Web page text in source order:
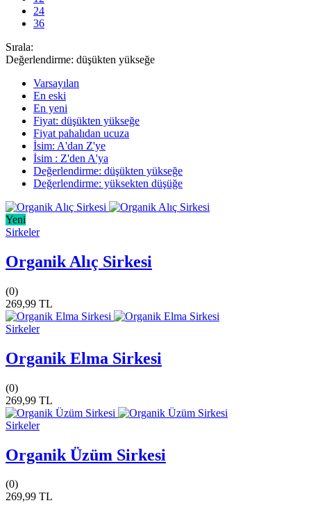
24
36
Sırala:
Değerlendirme: düşükten yükseğe
Varsayılan
En eski
En yeni
Fiyat: düşükten yükseğe
Fiyat pahalıdan ucuza
İsim: A'dan Z'ye
İsim : Z'den A'ya
Değerlendirme: düşükten yükseğe
Değerlendirme: yüksekten düşüğe
Yeni
Sirkeler
Organik Alıç Sirkesi
(0)
269,99 TL
Sirkeler
Organik Elma Sirkesi
(0)
269,99 TL
Sirkeler
Organik Üzüm Sirkesi
(0)
269,99 TL